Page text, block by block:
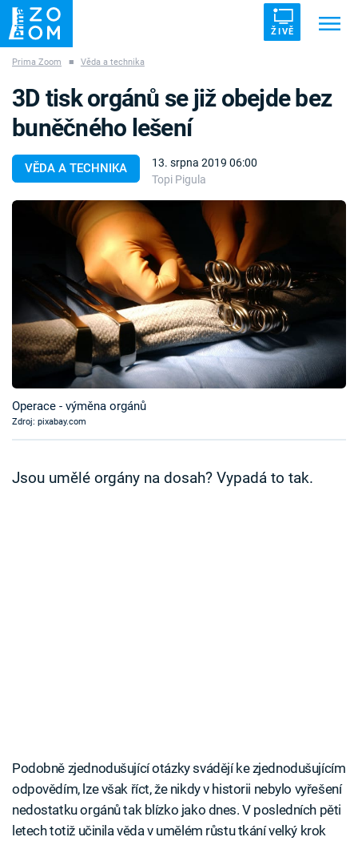
ŽIVĚ
ZÁHADY VETŘELCI DÁVNOVĚKU
Témata
Pořady
TV Program
Časopis
Sledujte prima+
Prima Zoom ■ Věda a technika
VĚDA A TECHNIKA
13. srpna 2019 06:00
Topi Pigula
3D tisk orgánů se již obejde bez
buněčného lešení
Operace - výměna orgánů
Zdroj: pixabay.com
Jsou umělé orgány na dosah? Vypadá to tak.
Podobně zjednodušující otázky svádějí ke zjednodušujícím
odpovědím, lze však říct, že nikdy v historii nebylo vyřešení
nedostatku orgánů tak blízko jako dnes. V posledních pěti
letech totiž učinila věda v umělém růstu tkání velký krok